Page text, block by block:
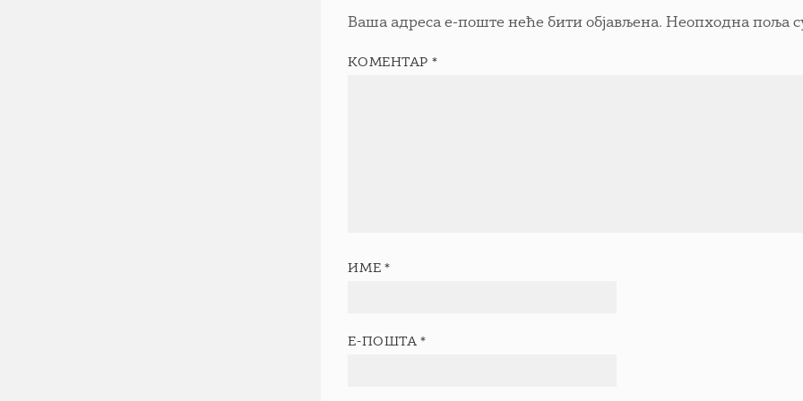
Ваша адреса е-поште неће бити објављена. Неопходна поља
КОМЕНТАР *
ИМЕ *
Е-ПОШТА *